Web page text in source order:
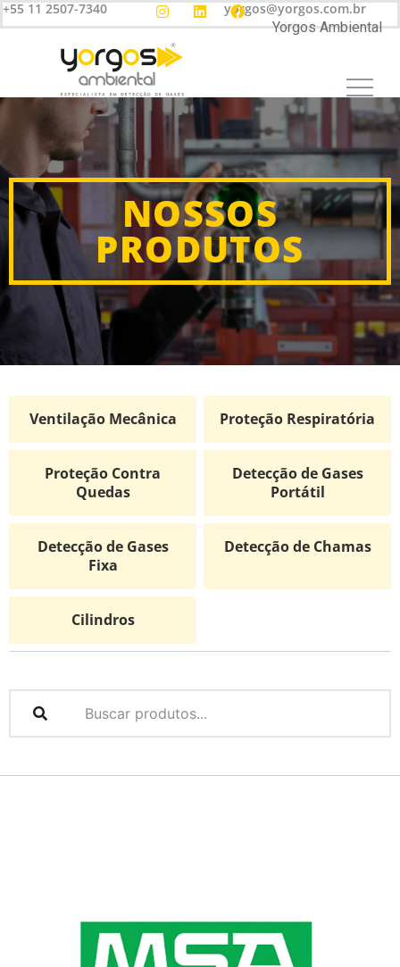
+55 11 2507-7340 yorgos@yorgos.com.br
NOSSOS
PRODUTOS
Ventilação Mecânica Proteção Respiratória
Proteção Contra
Quedas
Detecção de Gases
Portátil
Detecção de Gases
Fixa
Detecção de Chamas
Cilindros
Yorgos Ambiental